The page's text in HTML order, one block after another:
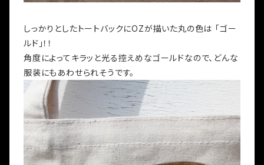
しっかりとしたトートバックにOZが描いた丸の色は 「ゴー
ルド」！！
角度によってキラッと光る控えめなゴールドなので、どんな
服装にもあわせられそうです。